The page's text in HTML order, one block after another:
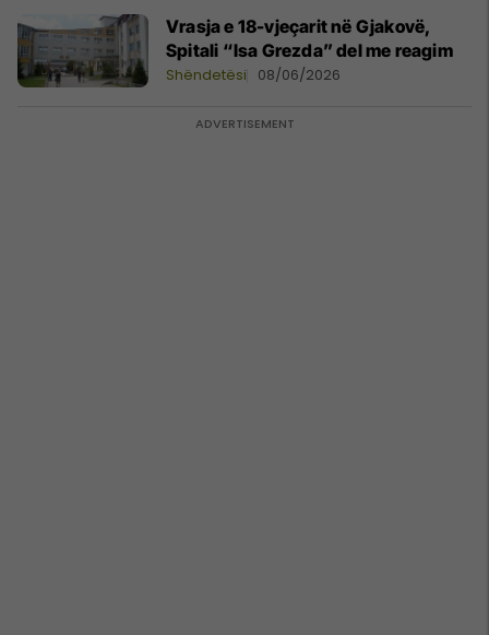
Vrasja e 18-vjeçarit në Gjakovë,
Spitali “Isa Grezda” del me reagim
Shëndetësi 08/06/2026